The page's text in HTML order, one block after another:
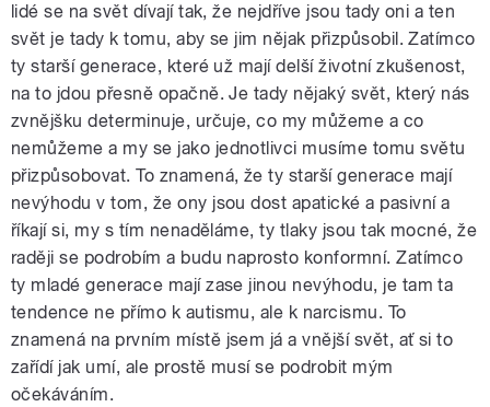
lidé se na svět dívají tak, že nejdříve jsou tady oni a ten
svět je tady k tomu, aby se jim nějak přizpůsobil. Zatímco
ty starší generace, které už mají delší životní zkušenost,
na to jdou přesně opačně. Je tady nějaký svět, který nás
zvnějšku determinuje, určuje, co my můžeme a co
nemůžeme a my se jako jednotlivci musíme tomu světu
přizpůsobovat. To znamená, že ty starší generace mají
nevýhodu v tom, že ony jsou dost apatické a pasivní a
říkají si, my s tím nenaděláme, ty tlaky jsou tak mocné, že
raději se podrobím a budu naprosto konformní. Zatímco
ty mladé generace mají zase jinou nevýhodu, je tam ta
tendence ne přímo k autismu, ale k narcismu. To
znamená na prvním místě jsem já a vnější svět, ať si to
zařídí jak umí, ale prostě musí se podrobit mým
očekáváním.